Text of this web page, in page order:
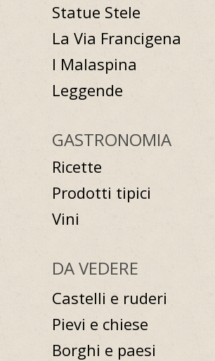
Statue Stele
La Via Francigena
I Malaspina
Leggende
GASTRONOMIA
Ricette
Prodotti tipici
Vini
DA VEDERE
Castelli e ruderi
Pievi e chiese
Borghi e paesi